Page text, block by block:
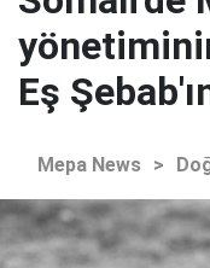
Eş
Mepa News >